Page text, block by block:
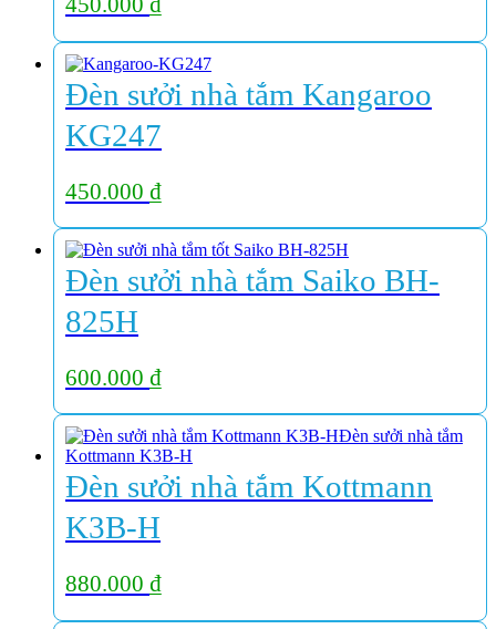
Đèn sưởi nhà tắm Kangaroo
KG247
450.000 ₫
Đèn sưởi nhà tắm Saiko BH-
825H
600.000 ₫
Đèn sưởi nhà tắm Kottmann
K3B-H
880.000 ₫